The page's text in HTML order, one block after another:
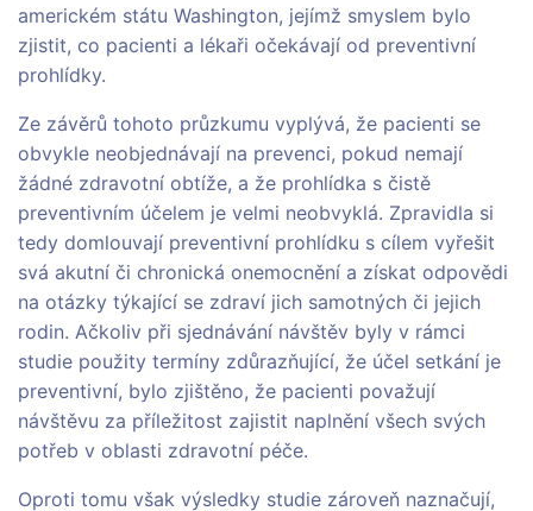
americkém státu Washington, jejímž smyslem bylo
zjistit, co pacienti a lékaři očekávají od preventivní
prohlídky.
Ze závěrů tohoto průzkumu vyplývá, že pacienti se
obvykle neobjednávají na prevenci, pokud nemají
žádné zdravotní obtíže, a že prohlídka s čistě
preventivním účelem je velmi neobvyklá. Zpravidla si
tedy domlouvají preventivní prohlídku s cílem vyřešit
svá akutní či chronická onemocnění a získat odpovědi
na otázky týkající se zdraví jich samotných či jejich
rodin. Ačkoliv při sjednávání návštěv byly v rámci
studie použity termíny zdůrazňující, že účel setkání je
preventivní, bylo zjištěno, že pacienti považují
návštěvu za příležitost zajistit naplnění všech svých
potřeb v oblasti zdravotní péče.
Oproti tomu však výsledky studie zároveň naznačují,